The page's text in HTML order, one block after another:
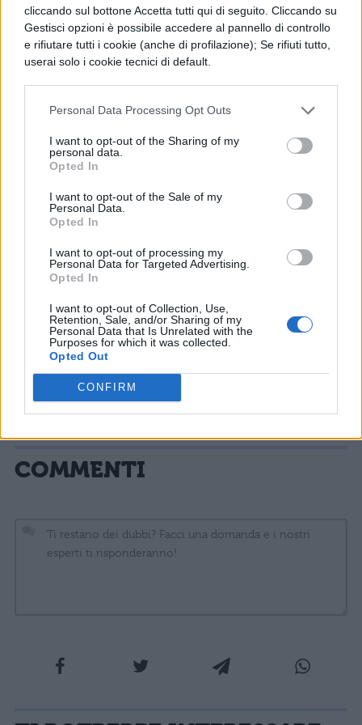
cliccando sul bottone Accetta tutti qui di seguito. Cliccando su
Gestisci opzioni è possibile accedere al pannello di controllo
e rifiutare tutti i cookie (anche di profilazione); Se rifiuti tutto,
userai solo i cookie tecnici di default.
Personal Data Processing Opt Outs
I want to opt-out of the Sharing of my
personal data.
Opted In
I want to opt-out of the Sale of my
Personal Data.
Opted In
I want to opt-out of processing my
Personal Data for Targeted Advertising.
Opted In
I want to opt-out of Collection, Use,
Retention, Sale, and/or Sharing of my
Personal Data that Is Unrelated with the
Purposes for which it was collected.
Opted Out
CONFIRM
Vacanze di Natale: dal 23 dicembre al
6 gennaio 2024
Vacanze di Pasqua: dal 28 marzo al 2
aprile 2024
dal 25 al 27 aprile
Senza dimenticare che gli studenti possono
godere di un giorno in più di vacanza se la
Festa del Santo Patrono cade in un giorno
regolare di scuola. La Festa del Santo
Patrono diNapoli è il 19 settembre, mentre
la Festa del Santo Patrono diAvellinoè il 14
febbraio.
COMMENTI